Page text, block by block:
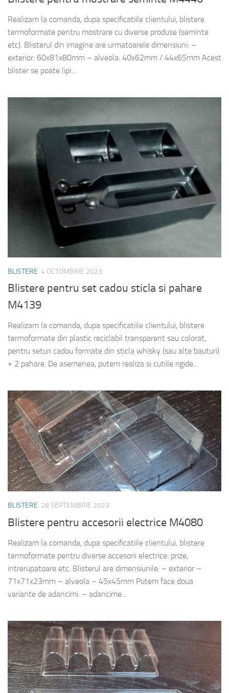
Realizam la comanda, dupa specificatiile clientului, blistere
termoformate pentru mostrare cu diverse produse (seminte
etc). Blisterul din imagine are urmatoarele dimensiuni: –
exterior: 60x81x80mm – alveola: 40x62mm / 44x65mm Acest
blister se poate lipi...
BLISTERE 4 OCTOMBRIE 2023
Blistere pentru set cadou sticla si pahare
M4139
Realizam la comanda, dupa specificatiile clientului, blistere
termoformate din plastic reciclabil transparent sau colorat,
pentru seturi cadou formate din sticla whisky (sau alte bauturi)
+ 2 pahare. De asemenea, putem realiza si cutiile rigide...
BLISTERE 28 SEPTEMBRIE 2023
Blistere pentru accesorii electrice M4080
Realizam la comanda, dupa specificatiile clientului, blistere
termoformate pentru diverse accesorii electrice: prize,
intrerupatoare etc. Blisterul are dimensiunile: – exterior –
71x71x23mm – alveola – 45x45mm Putem face doua
variante de adancimi: – adancime...